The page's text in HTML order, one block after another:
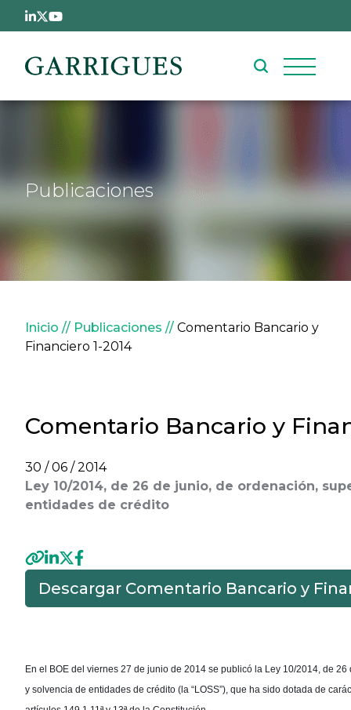
Pasar al contenido principal
Publicaciones
Sobrescribir enlaces de
Inicio Publicaciones
Comentario Bancario y
Financiero 1-2014
Comentario Bancario y
30 / 06 / 2014
Ley 10/2014, de 26 de junio, de ordenación,
entidades de crédito
Descargar Comentario Bancario y
En el BOE del viernes 27 de junio de 2014 se publicó la Ley 10/2014, de
y solvencia de entidades de crédito (la “LOSS”), que ha sido dotada de